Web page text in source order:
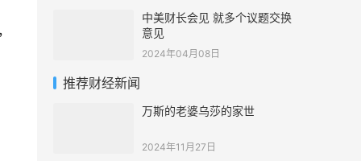
中美财长会见 就多个议题交换
意见
2024年04月08日
推荐财经新闻
万斯的老婆乌莎的家世
2024年11月27日